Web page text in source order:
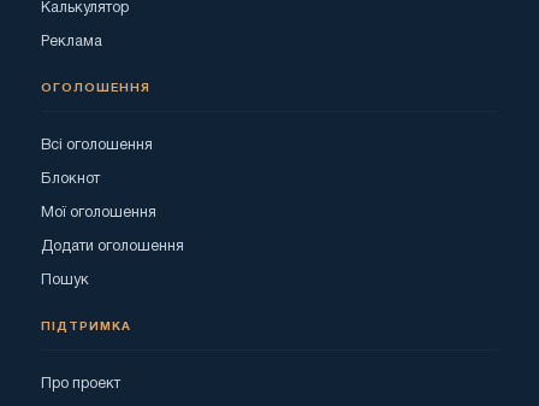
Калькулятор
Реклама
ОГОЛОШЕННЯ
Всі оголошення
Блокнот
Мої оголошення
Додати оголошення
Пошук
ПІДТРИМКА
Про проект